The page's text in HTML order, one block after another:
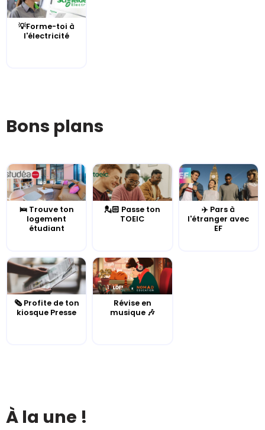
💡Forme-toi à
l'électricité
Bons plans
🛌 Trouve ton
logement
étudiant
💂🏻 Passe ton
TOEIC
✈️ Pars à
l'étranger avec
EF
🗞️ Profite de ton
kiosque Presse
Révise en
musique 🎶
À la une !